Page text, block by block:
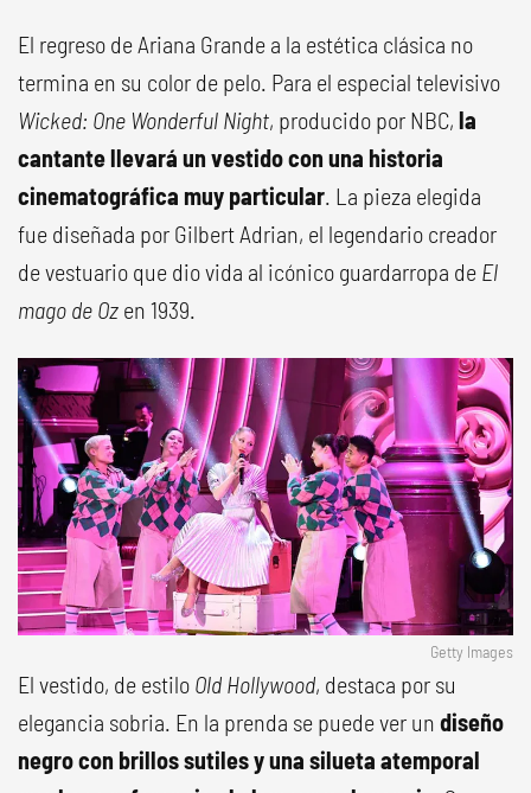
El regreso de Ariana Grande a la estética clásica no
termina en su color de pelo. Para el especial televisivo
Wicked: One Wonderful Night, producido por NBC, la
cantante llevará un vestido con una historia
cinematográfica muy particular . La pieza elegida
fue diseñada por Gilbert Adrian, el legendario creador
de vestuario que dio vida al icónico guardarropa de El
mago de Oz en 1939.
Getty Images
El vestido, de estilo Old Hollywood, destaca por su
elegancia sobria. En la prenda se puede ver un diseño
negro con brillos sutiles y una silueta atemporal